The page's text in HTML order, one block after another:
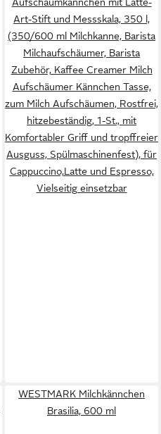
Art-Stift und Messskala, 350 l,
(350/600 ml Milchkanne, Barista
Milchaufschäumer, Barista
Zubehör, Kaffee Creamer Milch
Aufschäumer Kännchen Tasse,
zum Milch Aufschäumen, Rostfrei,
hitzebeständig, 1-St., mit
Komfortabler Griff und tropffreier
Ausguss, Spülmaschinenfest), für
Cappuccino,Latte und Espresso,
Vielseitig einsetzbar
WESTMARK Milchkännchen
Brasilia, 600 ml